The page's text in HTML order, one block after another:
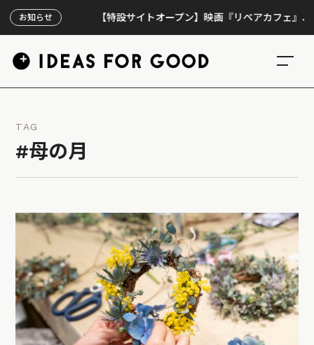
お知らせ 【特設サイトオープン】映画『リペアカフェ』、上映
TAG
#母の月